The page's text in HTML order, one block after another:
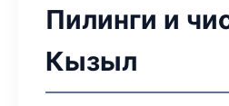
Пилинги и
Кызыл